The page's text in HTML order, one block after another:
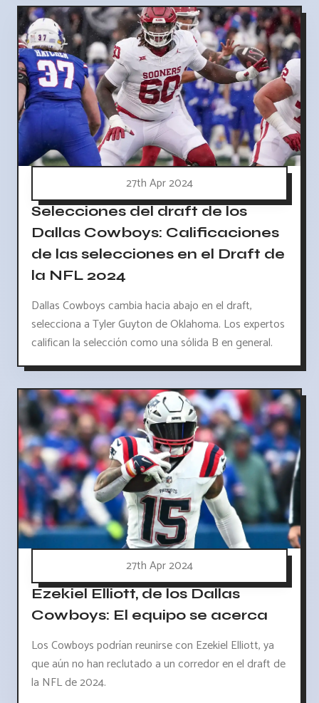
27th Apr 2024
Selecciones del draft de los
Dallas Cowboys: Calificaciones
de las selecciones en el Draft de
la NFL 2024
Dallas Cowboys cambia hacia abajo en el draft,
selecciona a Tyler Guyton de Oklahoma. Los expertos
califican la selección como una sólida B en general.
27th Apr 2024
Ezekiel Elliott, de los Dallas
Cowboys: El equipo se acerca
Los Cowboys podrían reunirse con Ezekiel Elliott, ya
que aún no han reclutado a un corredor en el draft de
la NFL de 2024.